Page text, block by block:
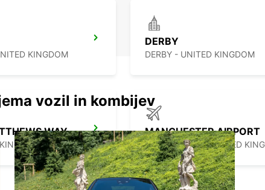
KINGDOM
DERBY
DERBY - UNITED KINGDOM
WAY MANCHESTER AIRPORT
MANCHESTER - UNITED
vozil in kombijev